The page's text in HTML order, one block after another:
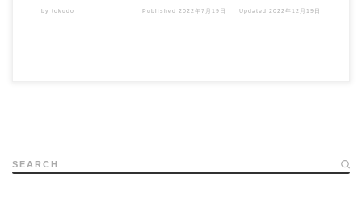
by tokudo Published2022年7月19日 Updated2022年12月19日
SEARCH